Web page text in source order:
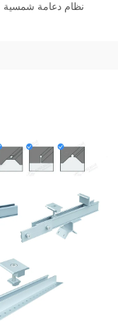
نظام دعامة شمسية